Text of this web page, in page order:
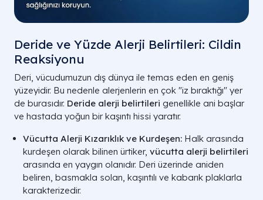
BÖLGE BELIRTI
Gözler Yanma, sulanma, kaşıntı.
Solunum Hapşırık, burun akıntısı.
Deride ve Yüzde Alerji Belirtileri: Cildin
Reaksiyonu
Deri, vücudumuzun dış dünya ile temas eden en geniş
yüzeyidir. Bu nedenle alerjenlerin en çok "iz bıraktığı" yer
de burasıdır. Deride alerji belirtileri genellikle ani başlar
ve hastada yoğun bir kaşıntı hissi yaratır.
Vücutta Alerji Kızarıklık ve Kurdeşen: Halk arasında
kurdeşen olarak bilinen ürtiker, vücutta alerji belirtileri
arasında en yaygın olanıdır. Deri üzerinde aniden
beliren, basmakla solan, kaşıntılı ve kabarık plaklarla
karakterizedir.